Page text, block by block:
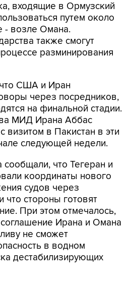
входящие в Ормузский
путем около
- возле Омана.
также смогут
разминирования
США и Иран
через посредников,
на финальной стадии.
МИД Ирана Аббас
визитом в Пакистан в эти
следующей недели.
что Тегеран и
координаты нового
судов через
что стороны готовят
При этом отмечалось,
Ирана и Омана
не сможет
в водном
дестабилизирующих